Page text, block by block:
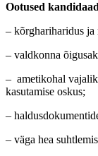
Ootused
– kõrghariharidus
– valdkonna
– ametikohal
kasutamise oskus;
–
– väga hea